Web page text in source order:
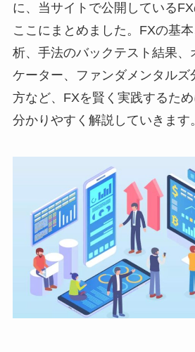
に、当サイトで公開している
ここにまとめました。FXの基
析、手法のバックテスト結果、
ケーター、ファンダメンタルズ
方など、FXを賢く実践するた
分かりやすく解説していきます。